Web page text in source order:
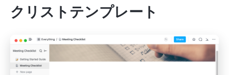
クリストテンプレート